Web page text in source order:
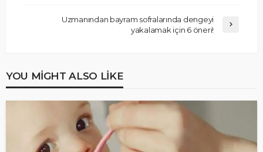
Uzmanından bayram sofralarında dengeyi
yakalamak için 6 öneri!
YOU MIGHT ALSO LIKE